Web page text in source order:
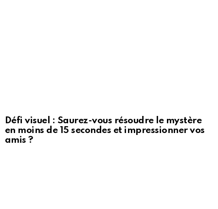
Défi visuel : Saurez-vous résoudre le mystère
en moins de 15 secondes et impressionner vos
amis ?